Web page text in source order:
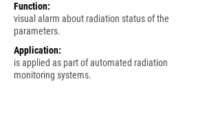
Function:
visual alarm about radiation status of the
parameters.
Application:
is applied as part of automated radiation
monitoring systems.